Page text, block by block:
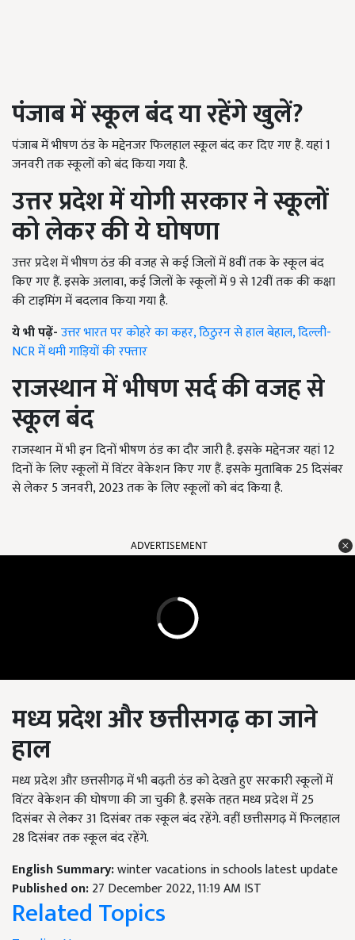
पंजाब में स्कूल बंद या रहेंगे खुलें?
पंजाब में भीषण ठंड के मद्देनजर फिलहाल स्कूल बंद कर दिए गए हैं. यहां 1
जनवरी तक स्कूलों को बंद किया गया है.
उत्तर प्रदेश में योगी सरकार ने स्कूलों
को लेकर की ये घोषणा
उत्तर प्रदेश में भीषण ठंड की वजह से कई जिलों में 8वीं तक के स्कूल बंद
किए गए हैं. इसके अलावा, कई जिलों के स्कूलों में 9 से 12वीं तक की कक्षा
की टाइमिंग में बदलाव किया गया है.
ये भी पढ़ें-उत्तर भारत पर कोहरे का कहर, ठिठुरन से हाल बेहाल, दिल्ली-
NCR में थमी गाड़ियों की रफ्तार
राजस्थान में भीषण सर्द की वजह से
स्कूल बंद
राजस्थान में भी इन दिनों भीषण ठंड का दौर जारी है. इसके मद्देनजर यहां 12
दिनों के लिए स्कूलों में विंटर वेकेशन किए गए हैं. इसके मुताबिक 25 दिसंबर
से लेकर 5 जनवरी, 2023 तक के लिए स्कूलों को बंद किया है.
ADVERTISEMENT
मध्य प्रदेश और छत्तीसगढ़ का जाने
हाल
मध्य प्रदेश और छत्तसीगढ़ में भी बढ़ती ठंड को देखते हुए सरकारी स्कूलों में
विंटर वेकेशन की घोषणा की जा चुकी है. इसके तहत मध्य प्रदेश में 25
दिसंबर से लेकर 31 दिसंबर तक स्कूल बंद रहेंगे. वहीं छत्तीसगढ़ में फिलहाल
28 दिसंबर तक स्कूल बंद रहेंगे.
English Summary:winter vacations in schools latest update
Published on:27 December 2022, 11:19 AM IST
Related Topics